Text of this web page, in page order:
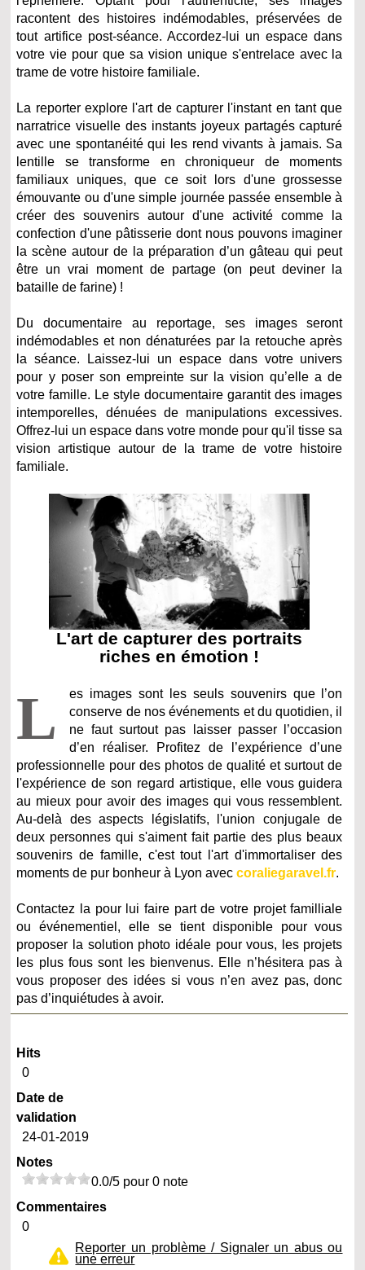
racontent des histoires indémodables, préservées de
tout artifice post-séance. Accordez-lui un espace dans
votre vie pour que sa vision unique s'entrelace avec la
trame de votre histoire familiale.
La reporter explore l'art de capturer l'instant en tant que
narratrice visuelle des instants joyeux partagés capturé
avec une spontanéité qui les rend vivants à jamais. Sa
lentille se transforme en chroniqueur de moments
familiaux uniques, que ce soit lors d'une grossesse
émouvante ou d'une simple journée passée ensemble à
créer des souvenirs autour d'une activité comme la
confection d'une pâtisserie dont nous pouvons imaginer
la scène autour de la préparation d’un gâteau qui peut
être un vrai moment de partage (on peut deviner la
bataille de farine) !
Du documentaire au reportage, ses images seront
indémodables et non dénaturées par la retouche après
la séance. Laissez-lui un espace dans votre univers
pour y poser son empreinte sur la vision qu’elle a de
votre famille. Le style documentaire garantit des images
intemporelles, dénuées de manipulations excessives.
Offrez-lui un espace dans votre monde pour qu'il tisse sa
vision artistique autour de la trame de votre histoire
familiale.
L'art de capturer des portraits
riches en émotion !
L
es images sont les seuls souvenirs que l’on
conserve de nos événements et du quotidien, il
ne faut surtout pas laisser passer l’occasion
d’en réaliser. Profitez de l’expérience d’une
professionnelle pour des photos de qualité et surtout de
l'expérience de son regard artistique, elle vous guidera
au mieux pour avoir des images qui vous ressemblent.
Au-delà des aspects législatifs, l'union conjugale de
deux personnes qui s'aiment fait partie des plus beaux
souvenirs de famille, c'est tout l'art d'immortaliser des
moments de pur bonheur à Lyon aveccoraliegaravel.fr.
Contactez la pour lui faire part de votre projet familliale
ou événementiel, elle se tient disponible pour vous
proposer la solution photo idéale pour vous, les projets
les plus fous sont les bienvenus. Elle n’hésitera pas à
vous proposer des idées si vous n’en avez pas, donc
pas d’inquiétudes à avoir.
Hits
0
Date de
validation
24-01-2019
Notes
0.0/5 pour 0 note
Commentaires
0
Reporter un problème / Signaler un abus ou
une erreur